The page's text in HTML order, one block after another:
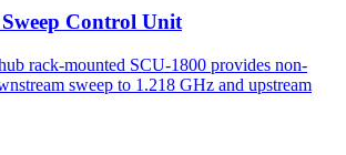
Control Unit
rack-mounted SCU-1800 provides non-
sweep to 1.218 GHz and upstream